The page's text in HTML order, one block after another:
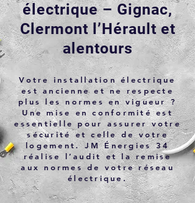
électrique – Gignac,
Clermont l’Hérault et
alentours
Votre installation électrique
est ancienne et ne respecte
plus les normes en vigueur ?
Une mise en conformité est
essentielle pour assurer votre
sécurité et celle de votre
logement. JM Énergies 34
réalise l’audit et la remise
aux normes de votre réseau
électrique.